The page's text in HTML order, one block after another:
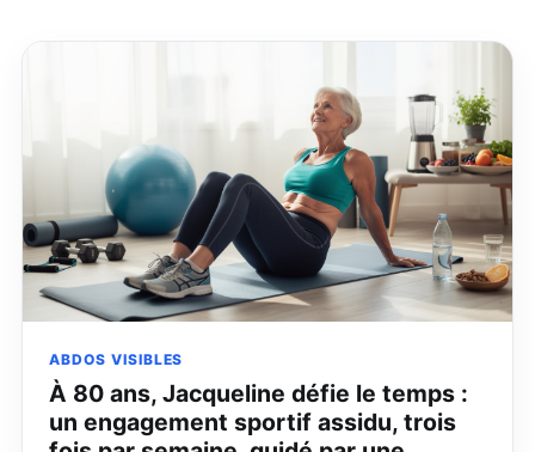
ABDOS VISIBLES
À 80 ans, Jacqueline défie le temps :
un engagement sportif assidu, trois